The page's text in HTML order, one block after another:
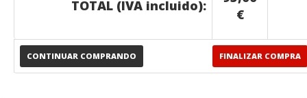
CONTINUAR COMPRANDO FINALIZAR COMPRA
TOTAL (IVA incluido):
€